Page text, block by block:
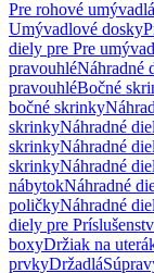
Pre rohové umývadlá
Umývadlové dosky
diely pre Pre
pravouhléNáhradné
pravouhléBočné
bočné skrinky
skrinkyNáhradné
skrinkyNáhradné
skrinkyNáhradné
nábytokNáhradné
poličkyNáhradné
diely pre
boxyDržiak na
prvkyDržadlá